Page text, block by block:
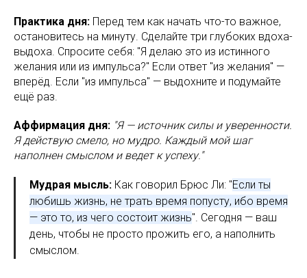
Практика дня: Перед тем как начать что-то важное,
остановитесь на минуту. Сделайте три глубоких вдоха-
выдоха. Спросите себя: "Я делаю это из истинного
желания или из импульса?" Если ответ "из желания" —
вперёд. Если "из импульса" — выдохните и подумайте
ещё раз.
Аффирмация дня: "Я — источник силы и уверенности.
Я действую смело, но мудро. Каждый мой шаг
наполнен смыслом и ведет к успеху."
Мудрая мысль: Как говорил Брюс Ли: "Если ты
любишь жизнь, не трать время попусту, ибо время
— это то, из чего состоит жизнь". Сегодня — ваш
день, чтобы не просто прожить его, а наполнить
смыслом.